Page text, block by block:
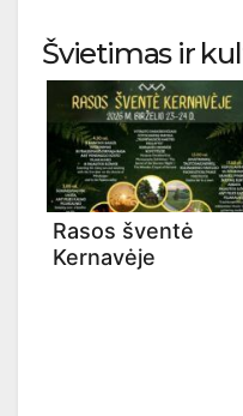
Švietimas ir
Rasos šventė
Kernavėje